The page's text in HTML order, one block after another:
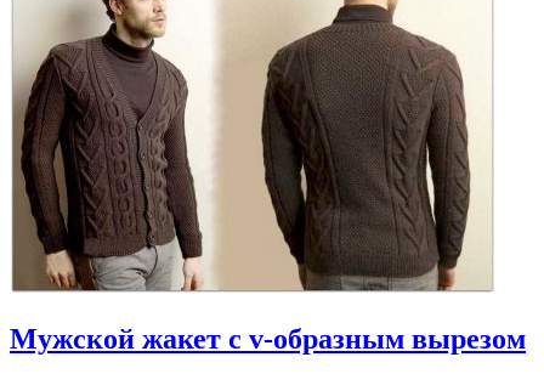
Мужской жакет с v-образным вырезом